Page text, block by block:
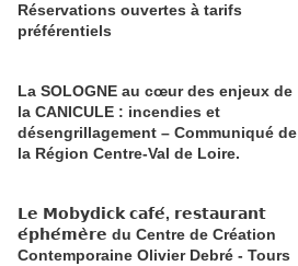
Réservations ouvertes à tarifs
préférentiels
La SOLOGNE au cœur des enjeux de
la CANICULE : incendies et
désengrillagement – Communiqué de
la Région Centre-Val de Loire.
𝗟𝗲 𝗠𝗼𝗯𝘆𝗱𝗶𝗰𝗸 𝗰𝗮𝗳𝗲́, 𝗿𝗲𝘀𝘁𝗮𝘂𝗿𝗮𝗻𝘁
𝗲́𝗽𝗵𝗲́𝗺𝗲̀𝗿𝗲 du Centre de Création
Contemporaine Olivier Debré - Tours